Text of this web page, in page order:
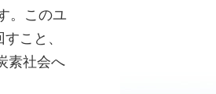
。このユ
こと、
素社会へ